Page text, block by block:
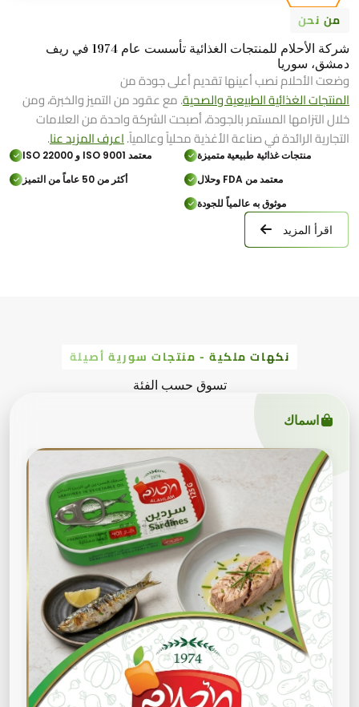
من نحن
شركة الأحلام للمنتجات الغذائية تأسست عام 1974 في ريف
دمشق، سوريا
وضعت الأحلام نصب أعينها تقديم أعلى جودة من
المنتجات الغذائية الطبيعية والصحية. مع عقود من التميز والخبرة، ومن
خلال التزامها المستمر بالجودة، أصبحت الشركة واحدة من العلامات
التجارية الرائدة في صناعة الأغذية محلياً وعالمياً.اعرف المزيد عنا.
منتجات غذائية طبيعية متميزة
معتمد ISO 9001 و ISO 22000
معتمد من FDA وحلال
أكثر من 50 عاماً من التميز
موثوق به عالمياً للجودة
اقرأ المزيد
نكهات ملكية - منتجات سورية أصيلة
تسوق حسب الفئة
اسماك